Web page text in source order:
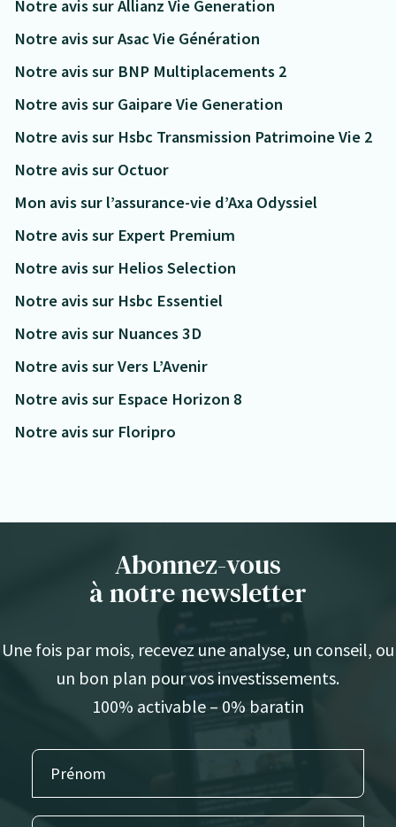
Notre avis sur Allianz Vie Generation
Notre avis sur Asac Vie Génération
Notre avis sur BNP Multiplacements 2
Notre avis sur Gaipare Vie Generation
Notre avis sur Hsbc Transmission Patrimoine Vie 2
Notre avis sur Octuor
Mon avis sur l’assurance-vie d’Axa Odyssiel
Notre avis sur Expert Premium
Notre avis sur Helios Selection
Notre avis sur Hsbc Essentiel
Notre avis sur Nuances 3D
Notre avis sur Vers L’Avenir
Notre avis sur Espace Horizon 8
Notre avis sur Floripro
Abonnez-vous
à notre newsletter
Une fois par mois, recevez une analyse, un conseil, ou
un bon plan pour vos investissements.
100% activable – 0% baratin